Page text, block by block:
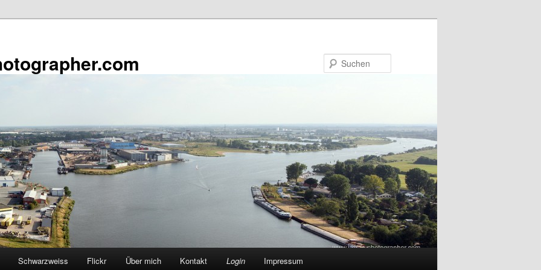
Schwarzweiss Flickr Über mich Kontakt Login Impressum